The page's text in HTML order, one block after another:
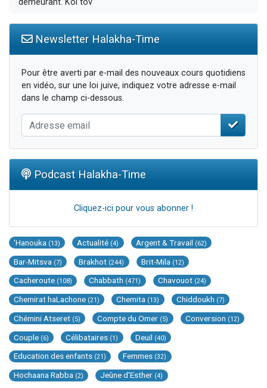
Newsletter Halakha-Time
Pour être averti par e-mail des nouveaux cours quotidiens
en vidéo, sur une loi juive, indiquez votre adresse e-mail
dans le champ ci-dessous.
Podcast Halakha-Time
Cliquez-ici pour vous abonner !
'Hanouka (13) Actualité (4) Argent & Travail (62)
Bar-Mitsva (7) Brakhot (244) Brit-Mila (12)
Cacheroute (108) Chabbath (471) Chavouot (24)
Chemirat haLachone (21) Chemita (13) Chiddoukh (7)
Chémini Atseret (5) Compte du Omer (5) Conversion (12)
Couple (6) Célibataires (1) Deuil (40)
Education des enfants (21) Femmes (32)
Hochaana Rabba (2) Jeûne d'Esther (4)